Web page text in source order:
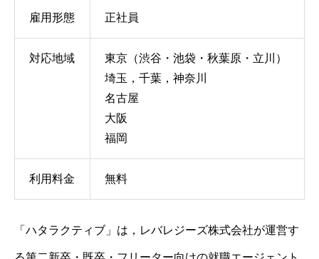
雇用形態 正社員
対応地域
東京（渋谷・池袋・秋葉原・立川）
埼玉，千葉，神奈川
名古屋
大阪
福岡
利用料金 無料
「ハタラクティブ」は，レバレジーズ株式会社が運営す